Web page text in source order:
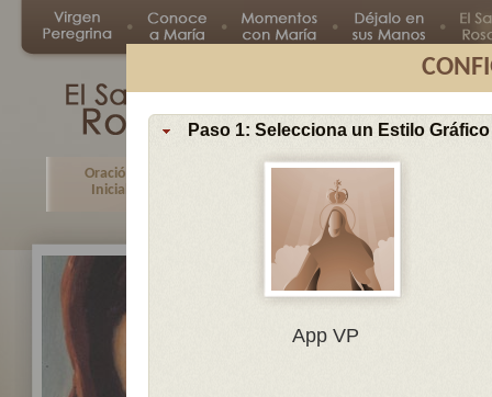
Paso 1: Selecciona un Estilo Gráfico
App VP
Oración
Inicial
Misterio